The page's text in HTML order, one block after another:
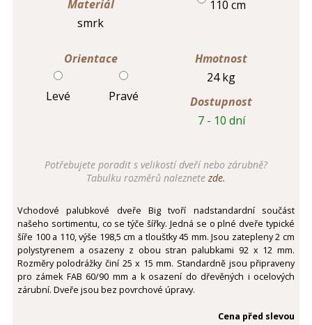
Materiál
smrk
110 cm
Orientace
Levé Pravé
Hmotnost
24 kg
Dostupnost
7 - 10 dní
Potřebujete poradit s velikostí dveří nebo zárubně?
Tabulku rozměrů naleznetezde.
Vchodové palubkové dveře Big tvoří nadstandardní součást
našeho sortimentu, co se týče šířky. Jedná se o plné dveře typické
šíře 100 a 110, výše 198,5 cm a tloušťky 45 mm. Jsou zatepleny 2 cm
polystyrenem a osazeny z obou stran palubkami 92 x 12 mm.
Rozměry polodrážky činí 25 x 15 mm. Standardně jsou připraveny
pro zámek FAB 60/90 mm a k osazení do dřevěných i ocelových
zárubní. Dveře jsou bez povrchové úpravy.
Cena před slevou